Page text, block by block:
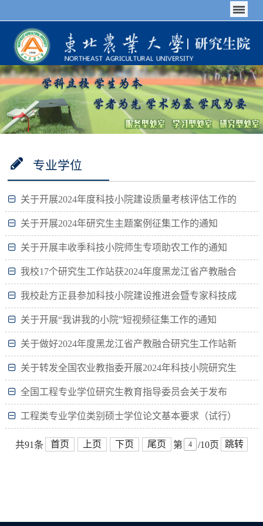
专业学位
关于开展2024年度科技小院建设质量考核评估工作的
通知
关于开展2024年研究生主题案例征集工作的通知
关于开展丰收季科技小院师生专项助农工作的通知
我校17个研究生工作站获2024年度黑龙江省产教融合
研究生工作站备案
我校赴方正县参加科技小院建设推进会暨专家科技成
果对接会
关于开展“我讲我的小院”短视频征集工作的通知
关于做好2024年度黑龙江省产教融合研究生工作站新
增备案工作的通知
关于转发全国农业教指委开展2024年科技小院研究生
暑期学前教育实践培训的通知
全国工程专业学位研究生教育指导委员会关于发布
《工程类专业学位类别硕士学位论文基本要求（试行）》
的通知
工程类专业学位类别硕士学位论文基本要求（试行）
共91条 首页 上页 下页 尾页 第 /10页 跳转